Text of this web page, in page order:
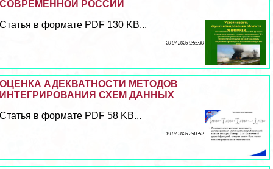
СОВРЕМЕННОЙ РОССИИ
Статья в формате PDF 130 KB...
20 07 2026 9:55:30
ОЦЕНКА АДЕКВАТНОСТИ МЕТОДОВ
ИНТЕГРИРОВАНИЯ СХЕМ ДАННЫХ
Статья в формате PDF 58 KB...
19 07 2026 3:41:52